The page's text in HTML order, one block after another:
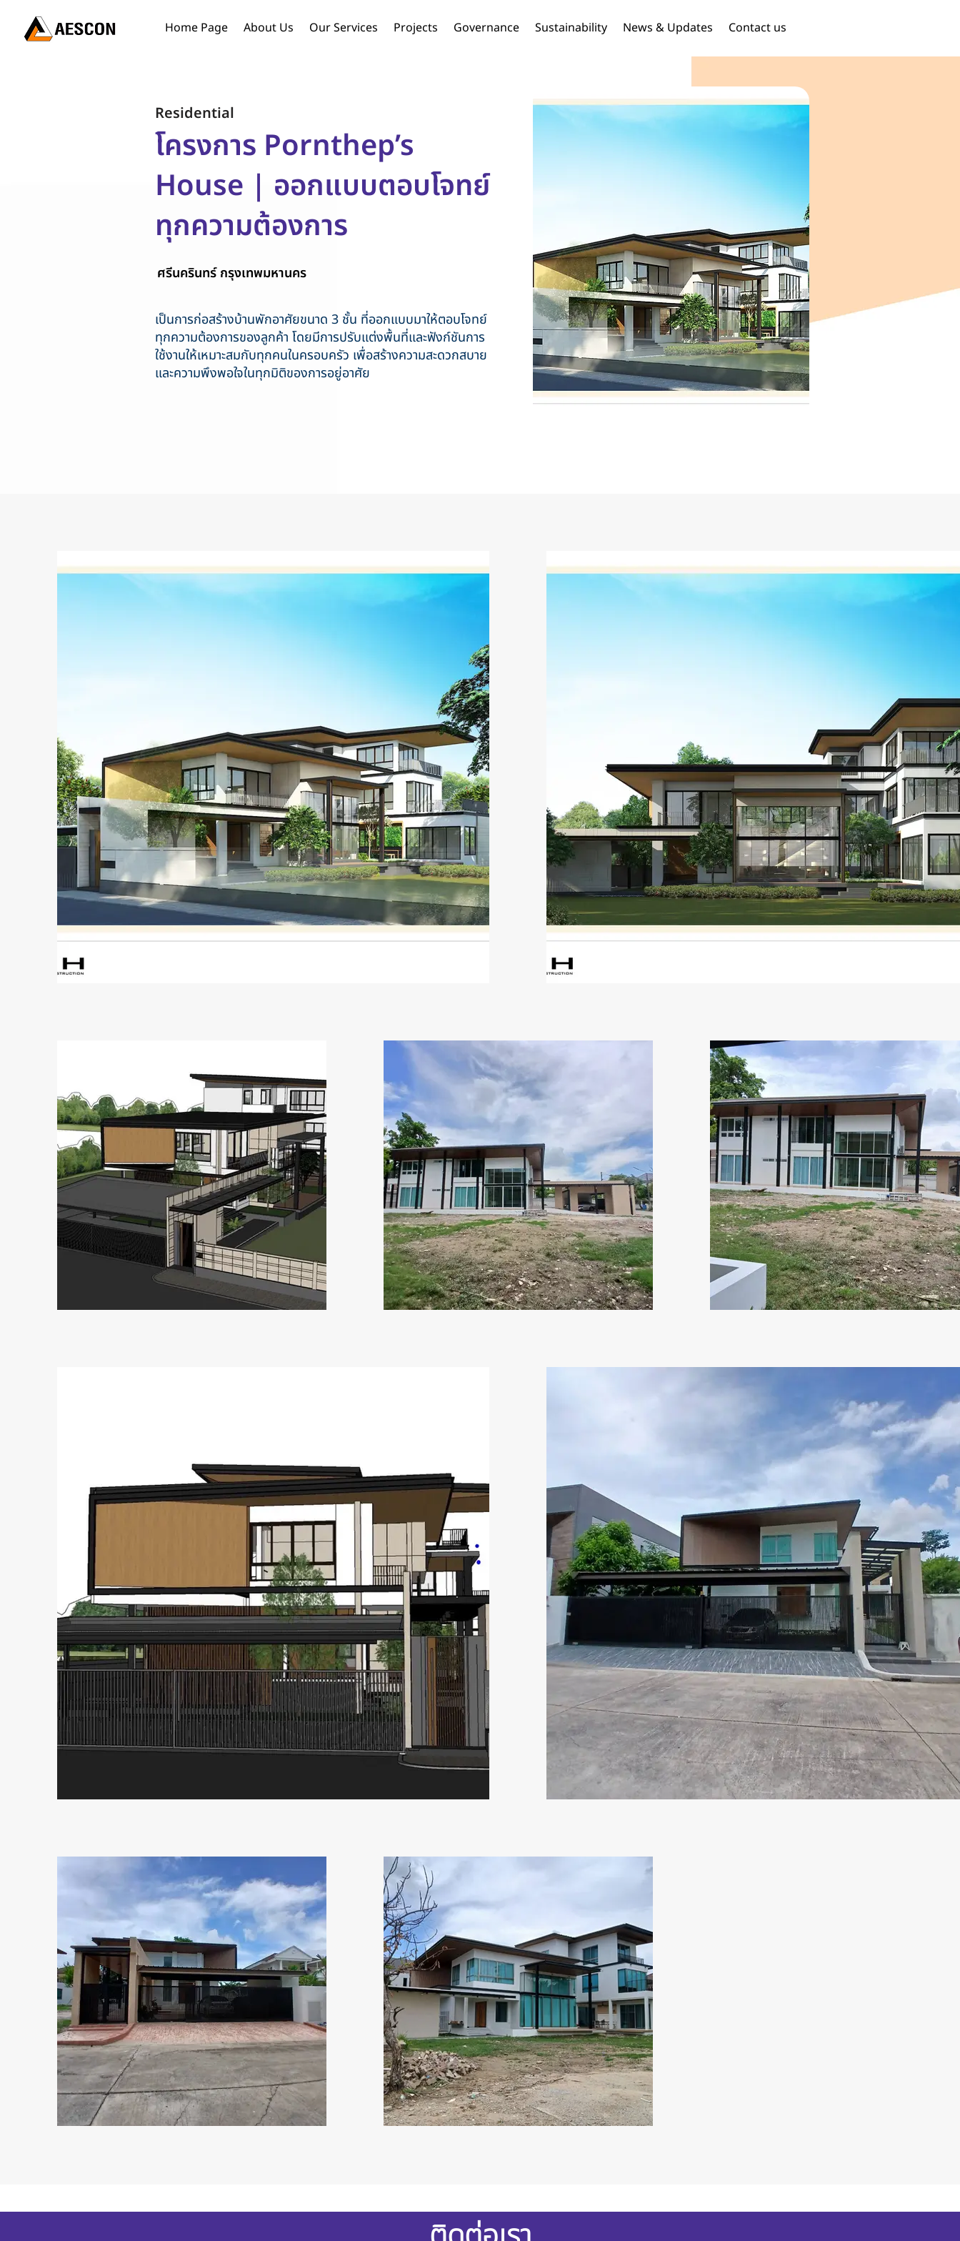
Home Page About Us Our Services Projects Governance Sustainability News & Updates Contact us
Residential
โครงการ Pornthep’s
House | ออกแบบตอบโจทย์
ทุกความต้องการ
ศรีนครินทร์ กรุงเทพมหานคร
เป็นการก่อสร้างบ้านพักอาศัยขนาด 3 ชั้น ที่ออกแบบมาให้ตอบโจทย์
ทุกความต้องการของลูกค้า โดยมีการปรับแต่งพื้นที่และฟังก์ชันการ
ใช้งานให้เหมาะสมกับทุกคนในครอบครัว เพื่อสร้างความสะดวกสบาย
และความพึงพอใจในทุกมิติของการอยู่อาศัย